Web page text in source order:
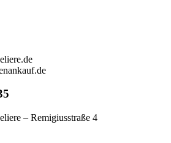
– Remigiusstraße 4